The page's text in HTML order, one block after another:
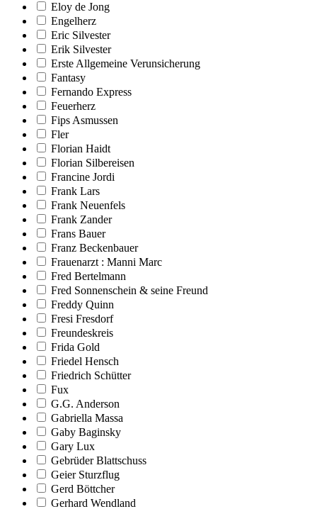
Eloy de Jong
Engelherz
Eric Silvester
Erik Silvester
Erste Allgemeine Verunsicherung
Fantasy
Fernando Express
Feuerherz
Fips Asmussen
Fler
Florian Haidt
Florian Silbereisen
Francine Jordi
Frank Lars
Frank Neuenfels
Frank Zander
Frans Bauer
Franz Beckenbauer
Frauenarzt : Manni Marc
Fred Bertelmann
Fred Sonnenschein & seine Freund
Freddy Quinn
Fresi Fresdorf
Freundeskreis
Frida Gold
Friedel Hensch
Friedrich Schütter
Fux
G.G. Anderson
Gabriella Massa
Gaby Baginsky
Gary Lux
Gebrüder Blattschuss
Geier Sturzflug
Gerd Böttcher
Gerhard Wendland